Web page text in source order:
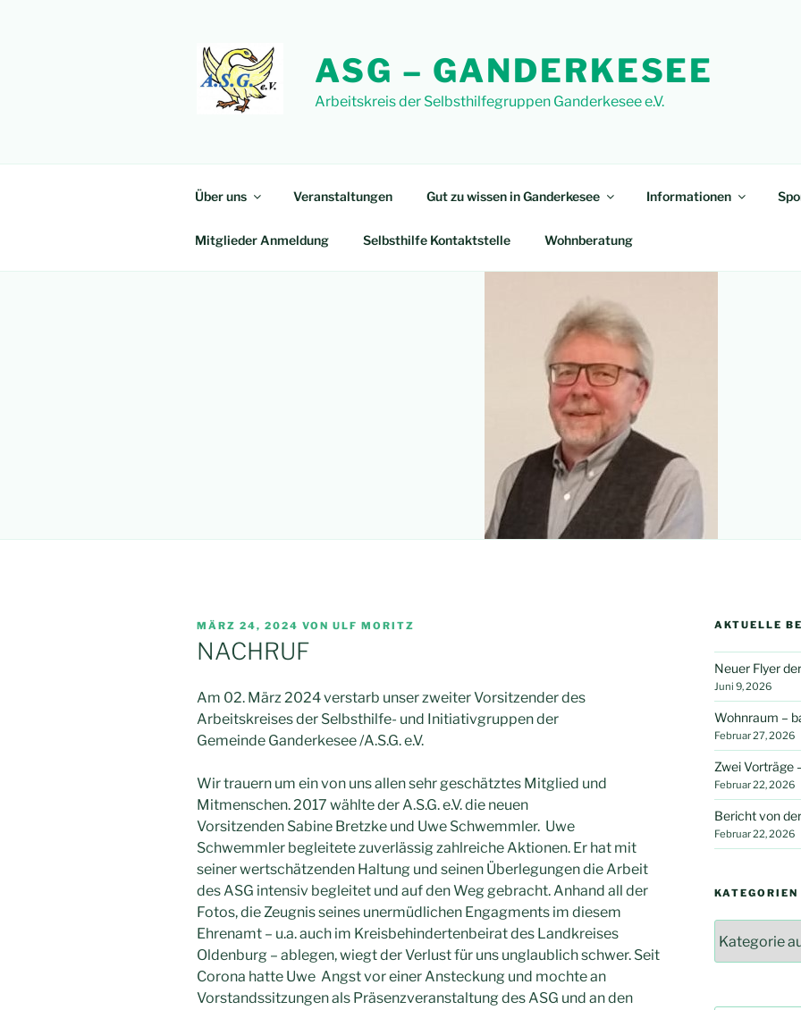
ASG – GANDERKESEE
Arbeitskreis der Selbsthilfegruppen Ganderkesee e.V.
Über uns Veranstaltungen Gut zu wissen in Ganderkesee Informationen
Mitglieder Anmeldung Selbsthilfe Kontaktstelle Wohnberatung
VERÖFFENTLICHT
AM
MÄRZ 24, 2024 VON ULF MORITZ
NACHRUF
Am 02. März 2024 verstarb unser zweiter Vorsitzender des
Arbeitskreises der Selbsthilfe- und Initiativgruppen der
Gemeinde Ganderkesee /A.S.G. e.V.
Wir trauern um ein von uns allen sehr geschätztes Mitglied und
Mitmenschen. 2017 wählte der A.S.G. e.V. die neuen
Vorsitzenden Sabine Bretzke und Uwe Schwemmler. Uwe
Schwemmler begleitete zuverlässig zahlreiche Aktionen. Er hat mit
seiner wertschätzenden Haltung und seinen Überlegungen die Arbeit
des ASG intensiv begleitet und auf den Weg gebracht. Anhand all der
Fotos, die Zeugnis seines unermüdlichen Engagments im diesem
Ehrenamt – u.a. auch im Kreisbehindertenbeirat des Landkreises
Oldenburg – ablegen, wiegt der Verlust für uns unglaublich schwer. Seit
Corona hatte Uwe Angst vor einer Ansteckung und mochte an
Vorstandssitzungen als Präsenzveranstaltung des ASG und an den
AKTUELLE
Neuer Flyer
Juni 9, 2026
Wohnraum –
Februar 27, 2026
Zwei Vorträge
Februar 22, 2026
Bericht von
Februar 22, 2026
KATEGORIEN